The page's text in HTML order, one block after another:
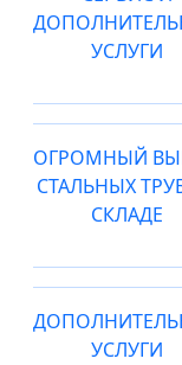
УСЛУГИ
ОГРОМНЫЙ
СТАЛЬНЫХ
СКЛАДЕ
УСЛУГИ